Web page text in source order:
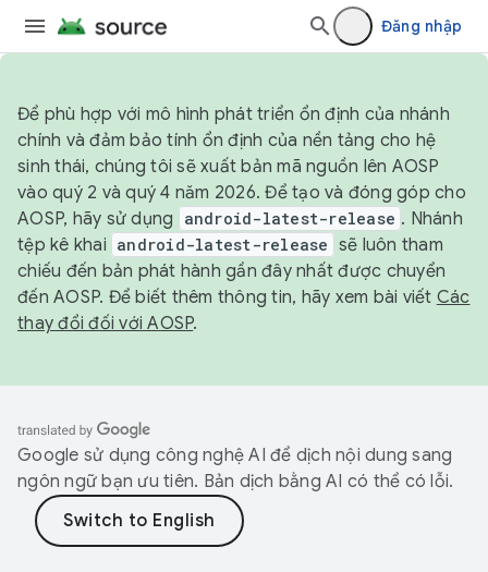
Đăng nhập
Để phù hợp với mô hình phát triển ổn định của nhánh
chính và đảm bảo tính ổn định của nền tảng cho hệ
sinh thái, chúng tôi sẽ xuất bản mã nguồn lên AOSP
vào quý 2 và quý 4 năm 2026. Để tạo và đóng góp cho
AOSP, hãy sử dụng
android-latest-release . Nhánh
tệp kê khai android-latest-release sẽ luôn tham
chiếu đến bản phát hành gần đây nhất được chuyển
đến AOSP. Để biết thêm thông tin, hãy xem bài viết Các
thay đổi đối với AOSP.
Google sử dụng công nghệ AI để dịch nội dung sang
ngôn ngữ bạn ưu tiên. Bản dịch bằng AI có thể có lỗi.